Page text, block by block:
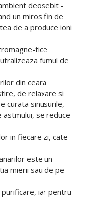
deosebit -
un miros fin de
de a produce ioni
tice
fumul de
din ceara
de relaxare si
curata sinusurile,
astmului, se reduce
in fiecare zi, cate
este un
mierii sau de pe
iar pentru